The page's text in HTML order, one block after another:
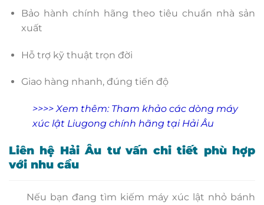
Bảo hành chính hãng theo tiêu chuẩn nhà sản
xuất
Hỗ trợ kỹ thuật trọn đời
Giao hàng nhanh, đúng tiến độ
>>>> Xem thêm: Tham khảo các dòng máy
xúc lật Liugong chính hãng tại Hải Âu
Liên hệ Hải Âu tư vấn chi tiết phù hợp
với nhu cầu
Nếu bạn đang tìm kiếm máy xúc lật nhỏ bánh